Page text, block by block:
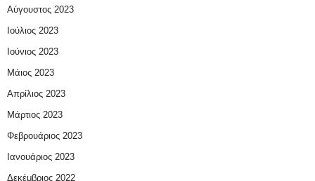
Αύγουστος 2023
Ιούλιος 2023
Ιούνιος 2023
Μάιος 2023
Απρίλιος 2023
Μάρτιος 2023
Φεβρουάριος 2023
Ιανουάριος 2023
Δεκέμβριος 2022